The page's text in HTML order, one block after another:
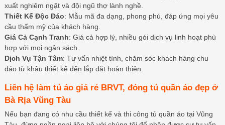
xuất nghiêm ngặt và đội ngũ thợ lành nghề.
Thiết Kế Độc Đáo: Mẫu mã đa dạng, phong phú, đáp ứng mọi yêu
cầu thẩm mỹ của khách hàng.
Giá Cả Cạnh Tranh: Giá cả hợp lý, nhiều gói dịch vụ linh hoạt phù
hợp với mọi ngân sách.
Dịch Vụ Tận Tâm: Tư vấn nhiệt tình, chăm sóc khách hàng chu
đáo từ khâu thiết kế đến lắp đặt hoàn thiện.
Liên hệ làm tủ áo giá rẻ BRVT, đóng tủ quần áo đẹp ở
Bà Rịa Vũng Tàu
Nếu bạn đang có nhu cầu thiết kế và thi công tủ quần áo tại Vũng